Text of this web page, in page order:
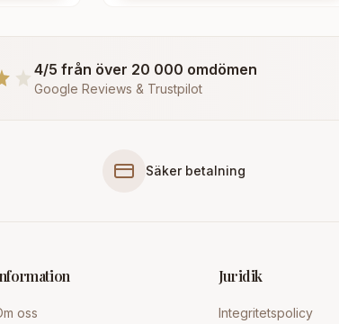
4/5 från över 20 000 omdömen
Google Reviews & Trustpilot
Säker betalning
oss
Juridik
Integritetspolicy